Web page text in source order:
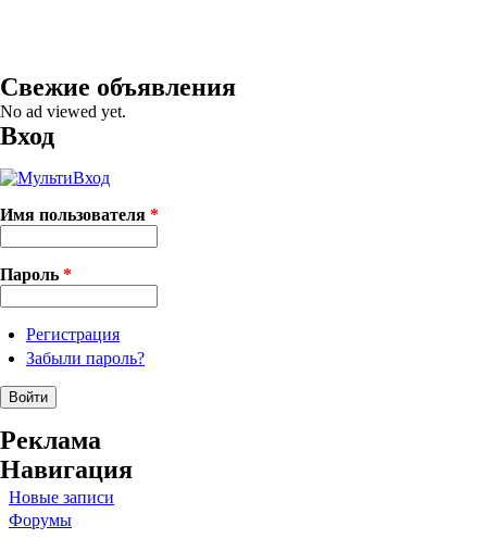
Свежие объявления
No ad viewed yet.
Вход
Имя пользователя *
Пароль *
Регистрация
Забыли пароль?
Реклама
Навигация
Новые записи
Форумы